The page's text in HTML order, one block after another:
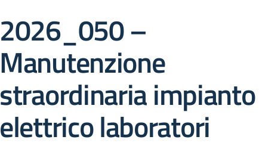
2026_050 –
Manutenzione
straordinaria impianto
elettrico laboratori